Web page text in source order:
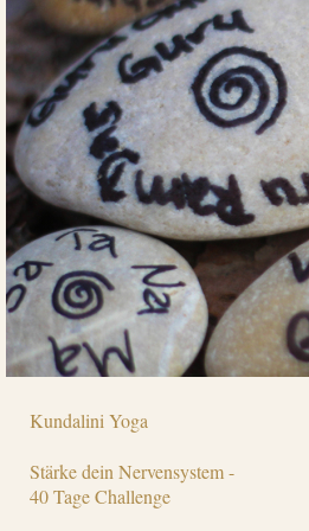
Kundalini Yoga
Stärke dein Nervensystem -
40 Tage Challenge